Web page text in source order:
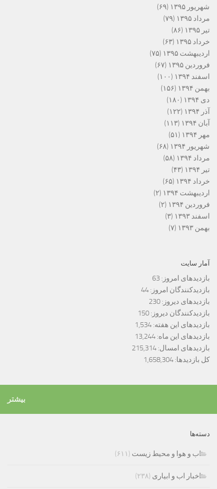
شهریور ۱۳۹۵
(۶۹)
مرداد ۱۳۹۵
(۷۹)
تیر ۱۳۹۵
(۸۶)
خرداد ۱۳۹۵
(۶۳)
اردیبهشت ۱۳۹۵
(۷۵)
فروردین ۱۳۹۵
(۶۷)
اسفند ۱۳۹۴
(۱۰۰)
بهمن ۱۳۹۴
(۱۵۶)
دی ۱۳۹۴
(۱۸۰)
آذر ۱۳۹۴
(۱۲۲)
آبان ۱۳۹۴
(۱۱۳)
مهر ۱۳۹۴
(۵۱)
شهریور ۱۳۹۴
(۶۸)
مرداد ۱۳۹۴
(۵۸)
تیر ۱۳۹۴
(۴۳)
خرداد ۱۳۹۴
(۶۵)
اردیبهشت ۱۳۹۴
(۲)
فروردین ۱۳۹۴
(۲)
اسفند ۱۳۹۳
(۳)
بهمن ۱۳۹۳
(۷)
آمار سایت
بازدیدهای امروز: 63
بازدیدکنندگان امروز: 44
بازدیدهای دیروز: 230
بازدیدکنندگان دیروز: 150
بازدیدهای این هفته: 1,534
بازدیدهای این ماه: 13,244
بازدیدهای امسال: 215,314
کل بازدیدها: 1,658,304
بیشتر
دسته‌ها
اب و هوا و محیط زیست (۶۱۱)
اخبار اب و ابیاری (۲۳۸)